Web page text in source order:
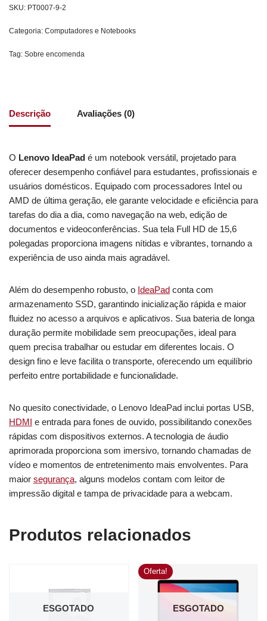
SKU: PT0007-9-2
Categoria: Computadores e Notebooks
Tag: Sobre encomenda
Descrição Avaliações (0)
O Lenovo IdeaPad é um notebook versátil, projetado para
oferecer desempenho confiável para estudantes, profissionais e
usuários domésticos. Equipado com processadores Intel ou
AMD de última geração, ele garante velocidade e eficiência para
tarefas do dia a dia, como navegação na web, edição de
documentos e videoconferências. Sua tela Full HD de 15,6
polegadas proporciona imagens nítidas e vibrantes, tornando a
experiência de uso ainda mais agradável.
Além do desempenho robusto, o IdeaPad conta com
armazenamento SSD, garantindo inicialização rápida e maior
fluidez no acesso a arquivos e aplicativos. Sua bateria de longa
duração permite mobilidade sem preocupações, ideal para
quem precisa trabalhar ou estudar em diferentes locais. O
design fino e leve facilita o transporte, oferecendo um equilíbrio
perfeito entre portabilidade e funcionalidade.
No quesito conectividade, o Lenovo IdeaPad inclui portas USB,
HDMI e entrada para fones de ouvido, possibilitando conexões
rápidas com dispositivos externos. A tecnologia de áudio
aprimorada proporciona som imersivo, tornando chamadas de
vídeo e momentos de entretenimento mais envolventes. Para
maior segurança, alguns modelos contam com leitor de
impressão digital e tampa de privacidade para a webcam.
Produtos relacionados
ESGOTADO ESGOTADO
Oferta!